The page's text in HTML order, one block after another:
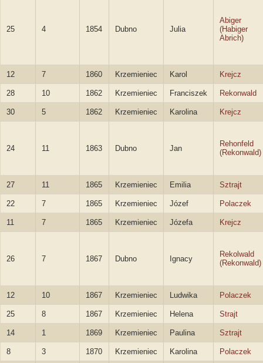
25 4 1854 Dubno Julia
Abiger
(Habiger
Abrich)
12 7 1860 Krzemieniec Karol Krejcz
28 10 1862 Krzemieniec Franciszek Rekonwald
30 5 1862 Krzemieniec Karolina Krejcz
24 11 1863 Dubno Jan
Rehonfeld
(Rekonwald)
27 11 1865 Krzemieniec Emilia Sztrajt
22 7 1865 Krzemieniec Józef Polaczek
11 7 1865 Krzemieniec Józefa Krejcz
26 7 1867 Dubno Ignacy
Rekolwald
(Rekonwald)
12 10 1867 Krzemieniec Ludwika Polaczek
25 8 1867 Krzemieniec Helena Strajt
14 1 1869 Krzemieniec Paulina Sztrajt
8 3 1870 Krzemieniec Karolina Polaczek